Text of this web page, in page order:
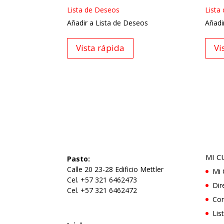
Lista de Deseos
Añadir a Lista de Deseos
Vista rápida
Lista
Pasto:
Calle 20 23-28 Edificio Mettler
Cel. +57 321 6462473
Cel. +57 321 6462472
MI
Mi